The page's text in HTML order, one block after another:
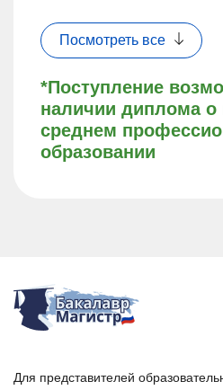
*Поступление
наличии диплома
среднем
образовании
Посмотреть все
Для представителей